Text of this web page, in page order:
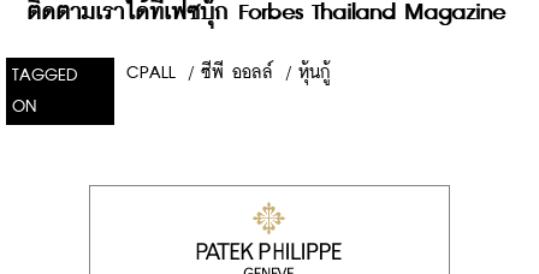
ติดตามเราได้ที่เฟซบุ๊ก Forbes Thailand Magazine
TAGGED
ON
CPALL / ซีพี ออลล์ / หุ้นกู้